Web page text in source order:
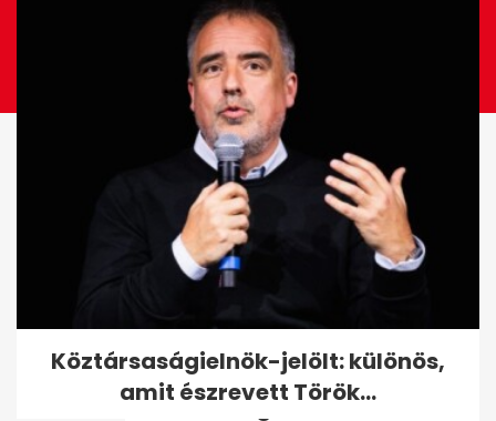
Budapest erős a plasztikai
turizmusban: 30–70%
árkülönbség...
Köztársaságielnök-jelölt: különös,
amit észrevett Török...